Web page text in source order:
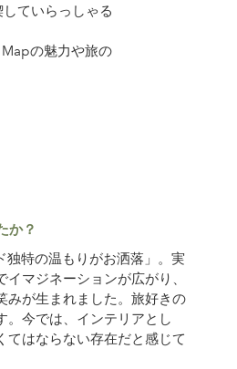
ていらっしゃる
の魅力や旅の
か？
特の温もりがお洒落」。実
マジネーションが広がり、
みが生まれました。旅好きの
。今では、インテリアとし
てはならない存在だと感じて